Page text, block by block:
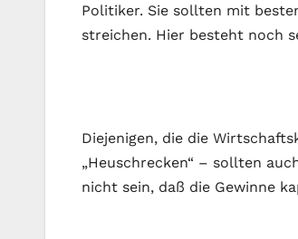
Politiker. Sie sollten mit
streichen. Hier besteht noch
Diejenigen, die die
„Heuschrecken“ – sollten
nicht sein, daß die Gewinne